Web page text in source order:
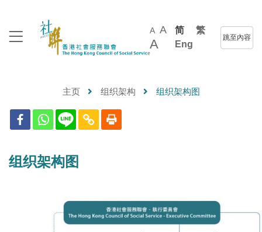
A A
A
简
繁
Eng
跳至內容
主页 组织架构 组织架构图
组织架构图